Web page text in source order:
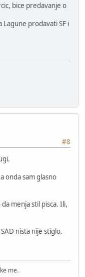
bice predavanje o
Lagune prodavati SF i
#8
onda sam glasno
menja stil pisca. Ili,
nista nije stiglo.
me.